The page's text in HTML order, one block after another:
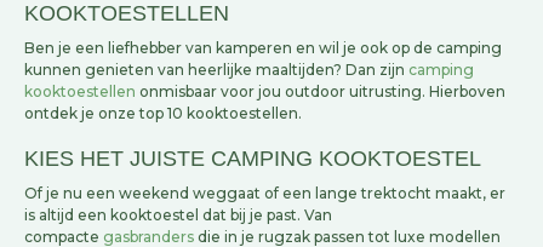
KOOKTOESTELLEN
Ben je een liefhebber van kamperen en wil je ook op de camping
kunnen genieten van heerlijke maaltijden? Dan zijn camping
kooktoestellen onmisbaar voor jou outdoor uitrusting. Hierboven
ontdek je onze top 10 kooktoestellen.
KIES HET JUISTE CAMPING KOOKTOESTEL
Of je nu een weekend weggaat of een lange trektocht maakt, er
is altijd een kooktoestel dat bij je past. Van
compacte gasbranders die in je rugzak passen tot luxe modellen